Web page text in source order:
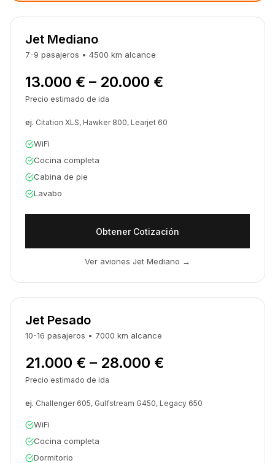
Jet Mediano
7-9 pasajeros • 4500 km alcance
13.000 € – 20.000 €
Precio estimado de ida
ej. Citation XLS, Hawker 800, Learjet 60
WiFi
Cocina completa
Cabina de pie
Lavabo
Obtener Cotización
Ver aviones Jet Mediano →
Jet Pesado
10-16 pasajeros • 7000 km alcance
21.000 € – 28.000 €
Precio estimado de ida
ej. Challenger 605, Gulfstream G450, Legacy 650
WiFi
Cocina completa
Dormitorio